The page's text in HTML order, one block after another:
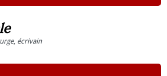
, écrivain